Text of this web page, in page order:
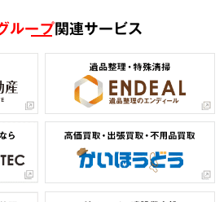
ループ関連サービス